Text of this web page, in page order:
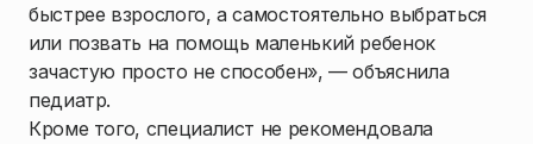
быстрее взрослого, а самостоятельно выбраться
или позвать на помощь маленький ребенок
зачастую просто не способен», — объяснила
педиатр.
Кроме того, специалист не рекомендовала